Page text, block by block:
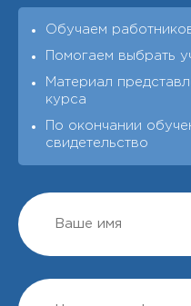
Обучаем
Помогаем выбрать
Материал
курса
По окончании
свидетельство